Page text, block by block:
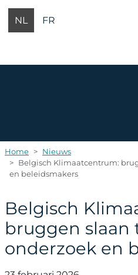
Overslaan en naar de inhoud
NL
FR
Home
Nieuws
Belgisch Klimaatcentrum:
en beleidsmakers
Belgisch
bruggen slaan
onderzoek en